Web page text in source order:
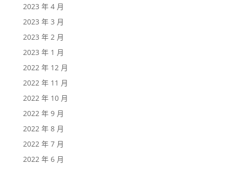
2023 年 4 月
2023 年 3 月
2023 年 2 月
2023 年 1 月
2022 年 12 月
2022 年 11 月
2022 年 10 月
2022 年 9 月
2022 年 8 月
2022 年 7 月
2022 年 6 月